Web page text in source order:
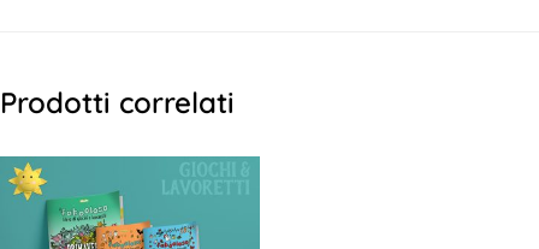
Prodotti correlati